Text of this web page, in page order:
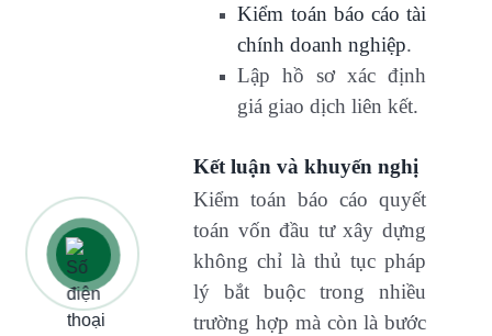
Kiểm toán báo cáo tài
chính doanh nghiệp.
Lập hồ sơ xác định
giá giao dịch liên kết.
Kết luận và khuyến nghị
Kiểm toán báo cáo quyết
toán vốn đầu tư xây dựng
không chỉ là thủ tục pháp
lý bắt buộc trong nhiều
trường hợp mà còn là bước